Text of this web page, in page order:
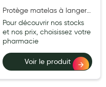
Protège matelas à langer
jetable Blanc Pochette de
5
Pour découvrir nos stocks
et nos prix, choisissez votre
pharmacie
Voir le produit